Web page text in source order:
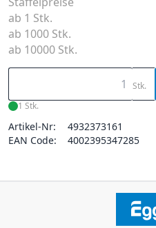
ab 1 Stk.
ab 1000 Stk.
ab 10000 Stk.
Stk.
1 Stk.
Artikel-Nr:
4932373161
EAN Code:
4002395347285